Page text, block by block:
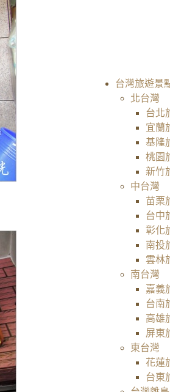
台灣旅遊景
北台灣
台北
宜蘭
基隆
桃園
新竹
中台灣
苗栗
台中
彰化
南投
雲林
南台灣
嘉義
台南
高雄
屏東
東台灣
花蓮
台東